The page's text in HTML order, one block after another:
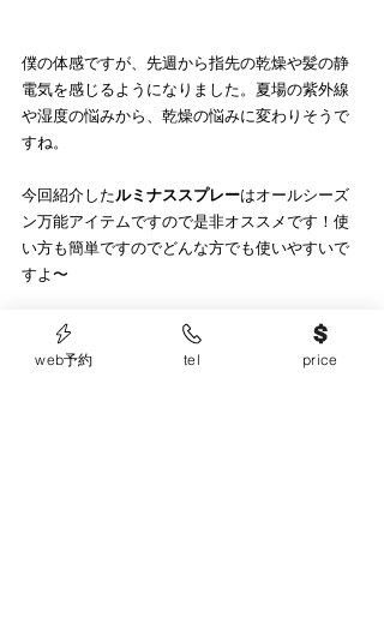
僕の体感ですが、先週から指先の乾燥や髪の静
電気を感じるようになりました。夏場の紫外線
や湿度の悩みから、乾燥の悩みに変わりそうで
すね。
今回紹介したルミナススプレーはオールシーズ
ン万能アイテムですので是非オススメです！使
い方も簡単ですのでどんな方でも使いやすいで
すよ〜
web予約 tel price